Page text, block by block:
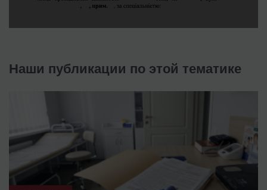
Наши публикации по этой тематике